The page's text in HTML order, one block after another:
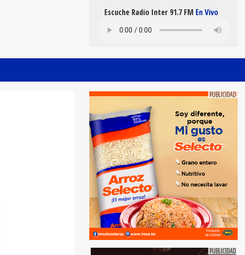
Escuche Radio Inter 91.7 FM En Vivo